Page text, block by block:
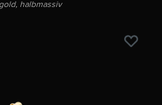
halbmassiv